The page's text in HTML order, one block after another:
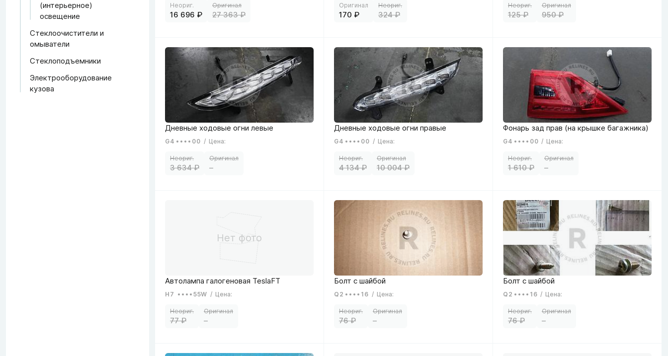
(интерьерное)
освещение
Стеклоочистители и
омыватели
Стеклоподъемники
Электрооборудование
кузова
16 696 27 363 170 324 125 950
G4 00 / Цена:
3 634 –
G4 00 / Цена:
4 134 10 004
G4 00 / Цена:
1 610 –
H7 55W / Цена:
77 –
Q2 16 / Цена:
76 –
Q2 16 / Цена:
76 –